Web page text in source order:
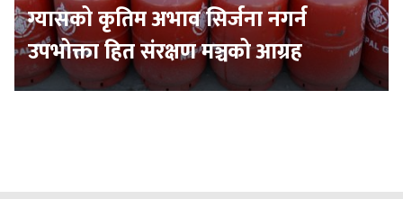
ग्यासको कृतिम अभाव सिर्जना नगर्न
उपभोक्ता हित संरक्षण मञ्चको आग्रह